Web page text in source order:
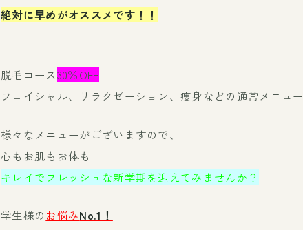
絶対に早めがオススメです！！
脱毛コース30％OFF
フェイシャル、リラクゼーション、痩身などの通常メニュー
様々なメニューがございますので、
心もお肌もお体も
キレイでフレッシュな新学期を迎えてみませんか？
学生様の お悩みNo.1！